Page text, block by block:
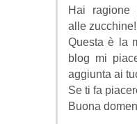
Hai ragione
alle
Questa è la
blog mi
aggiunta ai
Se ti fa
Buona